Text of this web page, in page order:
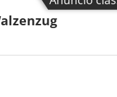
Locação possível =